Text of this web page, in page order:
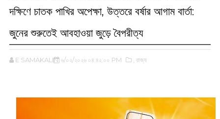
দক্ষিণে চাতক পাখির অপেক্ষা, উত্তরে বর্ষার আগাম বার্তা:
জুনের শুরুতেই আবহাওয়া জুড়ে বৈপরীত্য
E SAMAKALIN ৬/০২/২০২৬ ০৪:৪২:০০ PM ,‌ রাজ্য